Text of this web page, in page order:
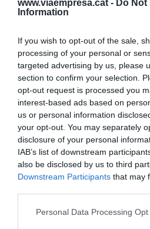
www.viaempresa.cat - Do
Information
If you wish to opt-out of the sale,
processing of your personal or
targeted advertising by us, please
section to confirm your selection.
opt-out request is processed you
interest-based ads based on
us or personal information
your opt-out. You may separately
disclosure of your personal
IAB’s list of downstream
also be disclosed by us to third
Downstream Participants that may
Personal Data Processing
vendedor.
Tal vez, se
oferta si el
Banc Sabadell
dar 4,62
recibir a
BBVA y 2,4
El mismo BBVA estima que
que mantener las